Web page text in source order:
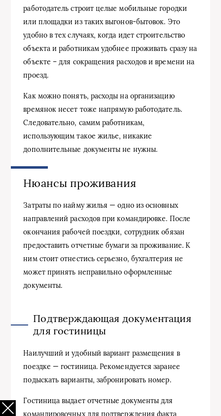
работодатель строит целые мобильные городки
или площадки из таких выгонов-бытовок. Это
удобно в тех случаях, когда идет строительство
объекта и работникам удобнее проживать сразу на
объекте – для сокращения расходов и времени на
проезд.
Как можно понять, расходы на организацию
времянок несет тоже напрямую работодатель.
Следовательно, самим работникам,
использующим такое жилье, никакие
дополнительные документы не нужны.
Нюансы проживания
Затраты по найму жилья — одно из основных
направлений расходов при командировке. После
окончания рабочей поездки, сотрудник обязан
предоставить отчетные бумаги за проживание. К
ним стоит отнестись серьезно, бухгалтерия не
может принять неправильно оформленные
документы.
Подтверждающая документация
для гостиницы
Наилучший и удобный вариант размещения в
поездке — гостиница. Рекомендуется заранее
подыскать варианты, забронировать номер.
Гостиница выдает отчетные документы для
командировочных для подтверждения факта